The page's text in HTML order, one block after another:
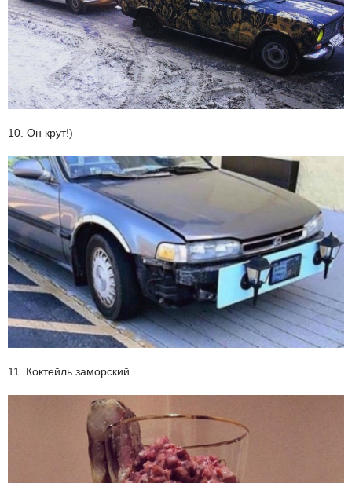
10. Он крут!)
11. Коктейль заморский